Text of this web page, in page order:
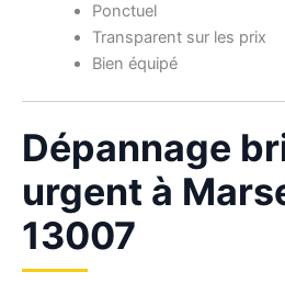
Ponctuel
Transparent sur les prix
Bien équipé
Dépannage
urgent à
13007